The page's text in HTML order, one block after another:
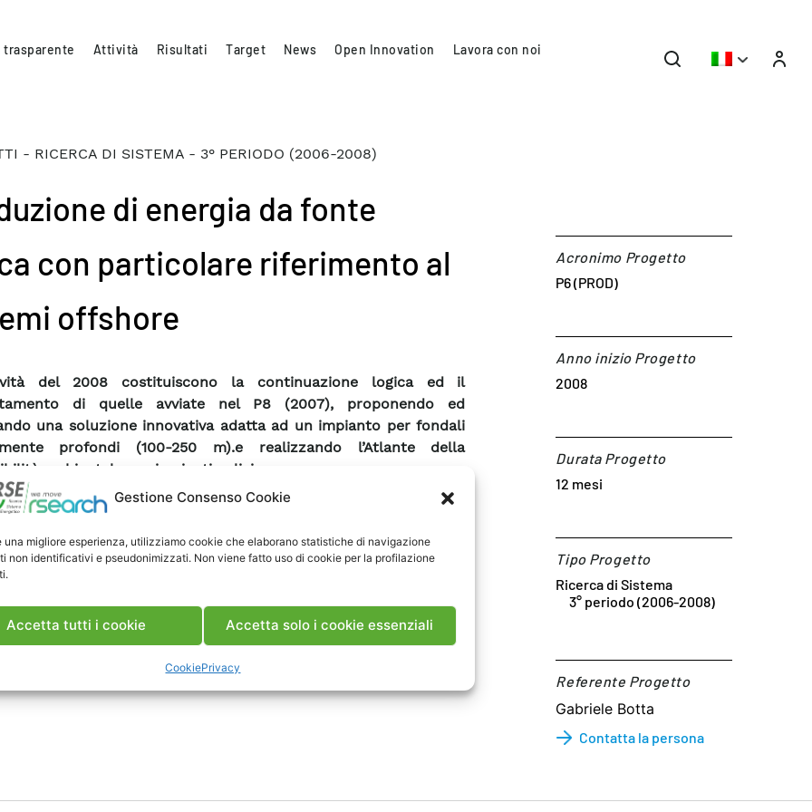
Gestione Consenso Cookie
una migliore esperienza, utilizziamo cookie che elaborano statistiche di navigazione
non identificativi e pseudonimizzati. Non viene fatto uso di cookie per la profilazione
Accetta tutti i cookie Accetta solo i cookie essenziali
CookiePrivacy
trasparente Attività Risultati Target News Open Innovation Lavora con noi
- RICERCA DI SISTEMA - 3° PERIODO (2006-2008)
di energia da fonte
con particolare riferimento al
offshore
del 2008 costituiscono la continuazione logica ed il
di quelle avviate nel P8 (2007), proponendo ed
una soluzione innovativa adatta ad un impianto per fondali
profondi (100-250 m).e realizzando l’Atlante della
ambientale per impianti eolici.
del 2008 costituiscono la continuazione logica ed il
una soluzione innovativa adatta ad un impianto per fondali
profondi (100-250 m).e realizzando l’Atlante della
Acronimo Progetto
P6 (PROD)
Anno inizio Progetto
2008
Durata Progetto
12 mesi
Tipo Progetto
Ricerca di Sistema
3° periodo (2006-2008)
Referente Progetto​
Gabriele Botta
Contatta la persona